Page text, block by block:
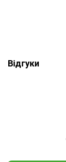
Відгуки